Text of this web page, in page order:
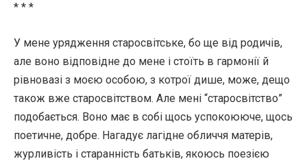
* * *
У мене урядження старосвітське, бо ще від родичів,
але воно відповідне до мене і стоїть в гармонії й
рівновазі з моєю особою, з котрої дише, може, дещо
також вже старосвітством. Але мені “старосвітство”
подобається. Воно має в собі щось успокоююче, щось
поетичне, добре. Нагадує лагідне обличчя матерів,
журливість і старанність батьків, якоюсь поезією